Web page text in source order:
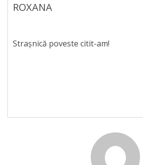
ROXANA
Strașnică poveste citit-am!